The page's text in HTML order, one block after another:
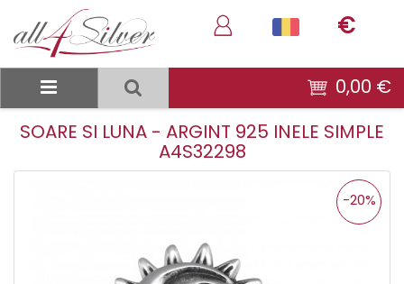
€
0,00 €
SOARE SI LUNA - ARGINT 925 INELE SIMPLE
A4S32298
-20%